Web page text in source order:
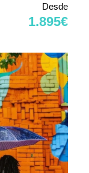
Desde
1.895€